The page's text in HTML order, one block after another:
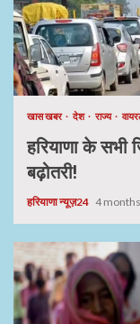
खास खबर देश राज्य
हरियाणा के सभी
बढ़ोतरी!
हरियाणा न्यूज़24 4